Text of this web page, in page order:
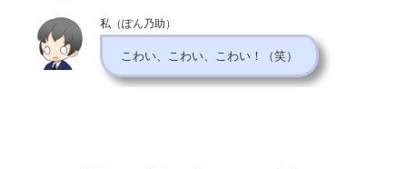
私（ぽん乃助）
こわい、こわい、こわい！（笑）